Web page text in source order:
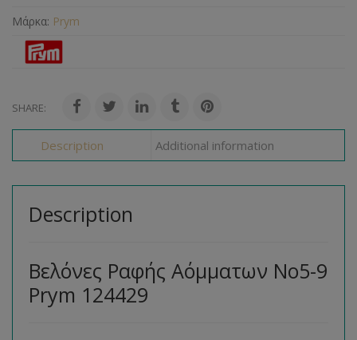
Μάρκα: Prym
SHARE:
Description Additional information
Description
Βελόνες Ραφής Αόμματων No5-9
Prym 124429